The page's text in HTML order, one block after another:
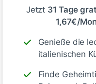
Jetzt 31 Tage
1,67€/
Genieße die
italienischen
Finde
1.Zucchini